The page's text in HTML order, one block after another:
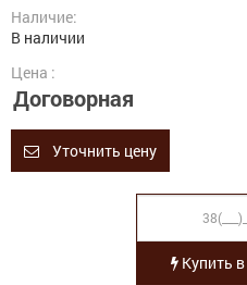
Наличие:
В наличии
Цена :
Договорная
Уточнить цену
Купить в